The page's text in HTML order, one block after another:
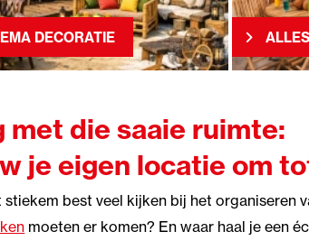
DECORATIE
met die saaie ruimte:
je eigen locatie om
stiekem best veel kijken bij het organiseren
moeten er komen? En waar haal je een